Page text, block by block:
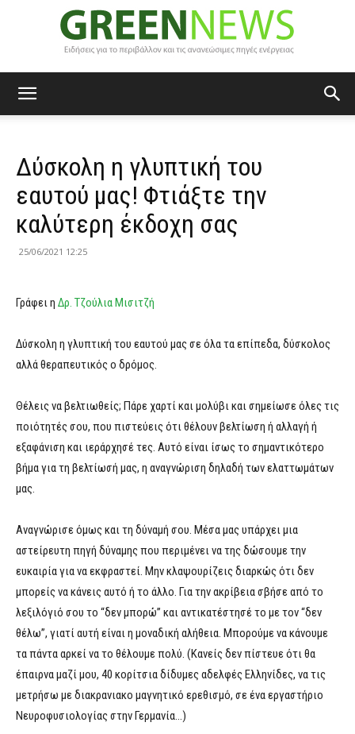
News
Δύσκολη η γλυπτική του
εαυτού μας! Φτιάξτε την
καλύτερη έκδοχη σας
25/06/2021 12:25
Γράφει η Δρ. Τζούλια Μισιτζή
Δύσκολη η γλυπτική του εαυτού μας σε όλα τα επίπεδα, δύσκολος
αλλά θεραπευτικός ο δρόμος.
Θέλεις να βελτιωθείς; Πάρε χαρτί και μολύβι και σημείωσε όλες τις
ποιότητές σου, που πιστεύεις ότι θέλουν βελτίωση ή αλλαγή ή
εξαφάνιση και ιεράρχησέ τες. Αυτό είναι ίσως το σημαντικότερο
βήμα για τη βελτίωσή μας, η αναγνώριση δηλαδή των ελαττωμάτων
μας.
Αναγνώρισε όμως και τη δύναμή σου. Μέσα μας υπάρχει μια
αστείρευτη πηγή δύναμης που περιμένει να της δώσουμε την
ευκαιρία για να εκφραστεί. Μην κλαψουρίζεις διαρκώς ότι δεν
μπορείς να κάνεις αυτό ή το άλλο. Για την ακρίβεια σβήσε από το
λεξιλόγιό σου το “δεν μπορώ” και αντικατέστησέ το με τον “δεν
θέλω”, γιατί αυτή είναι η μοναδική αλήθεια. Μπορούμε να κάνουμε
τα πάντα αρκεί να το θέλουμε πολύ. (Κανείς δεν πίστευε ότι θα
έπαιρνα μαζί μου, 40 κορίτσια δίδυμες αδελφές Ελληνίδες, να τις
μετρήσω με διακρανιακο μαγνητικό ερεθισμό, σε ένα εργαστήριο
Νευροφυσιολογίας στην Γερμανία…)